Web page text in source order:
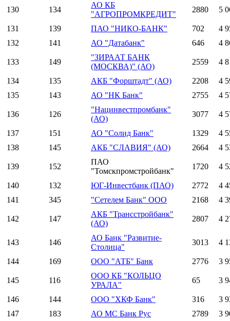
130 134
АО КБ
"АГРОПРОМКРЕДИТ"
2880 5
131 139 ПАО "НИКО-БАНК" 702
4
132
141 АО "Датабанк" 646 4
133 149
"ЗИРААТ БАНК
(МОСКВА)" (АО)
2559 4
134 135 АКБ "Форштадт" (АО) 2208
4
135
143 АО "НК Банк" 2755 4
136 126
"Нацинвестпромбанк"
(АО)
3077 4
137 151 АО "Солид Банк" 1329
4
138
145 АКБ "СЛАВИЯ" (АО) 2664 4
139 152
ПАО
"Томскпромстройбанк"
1720 4
140 132 ЮГ-Инвестбанк (ПАО) 2772
4
141
345 "Сетелем Банк" ООО 2168 4
142 147
АКБ "Трансстройбанк"
(АО)
2807 4
143 146
АО Банк "Развитие-
Столица"
3013 4
144 169 ООО "АТБ" Банк 2776 3
145 116
ООО КБ "КОЛЬЦО
УРАЛА"
65 3
146 144 ООО "ХКФ Банк" 316
3
147
183 АО МС Банк Рус 2789 3